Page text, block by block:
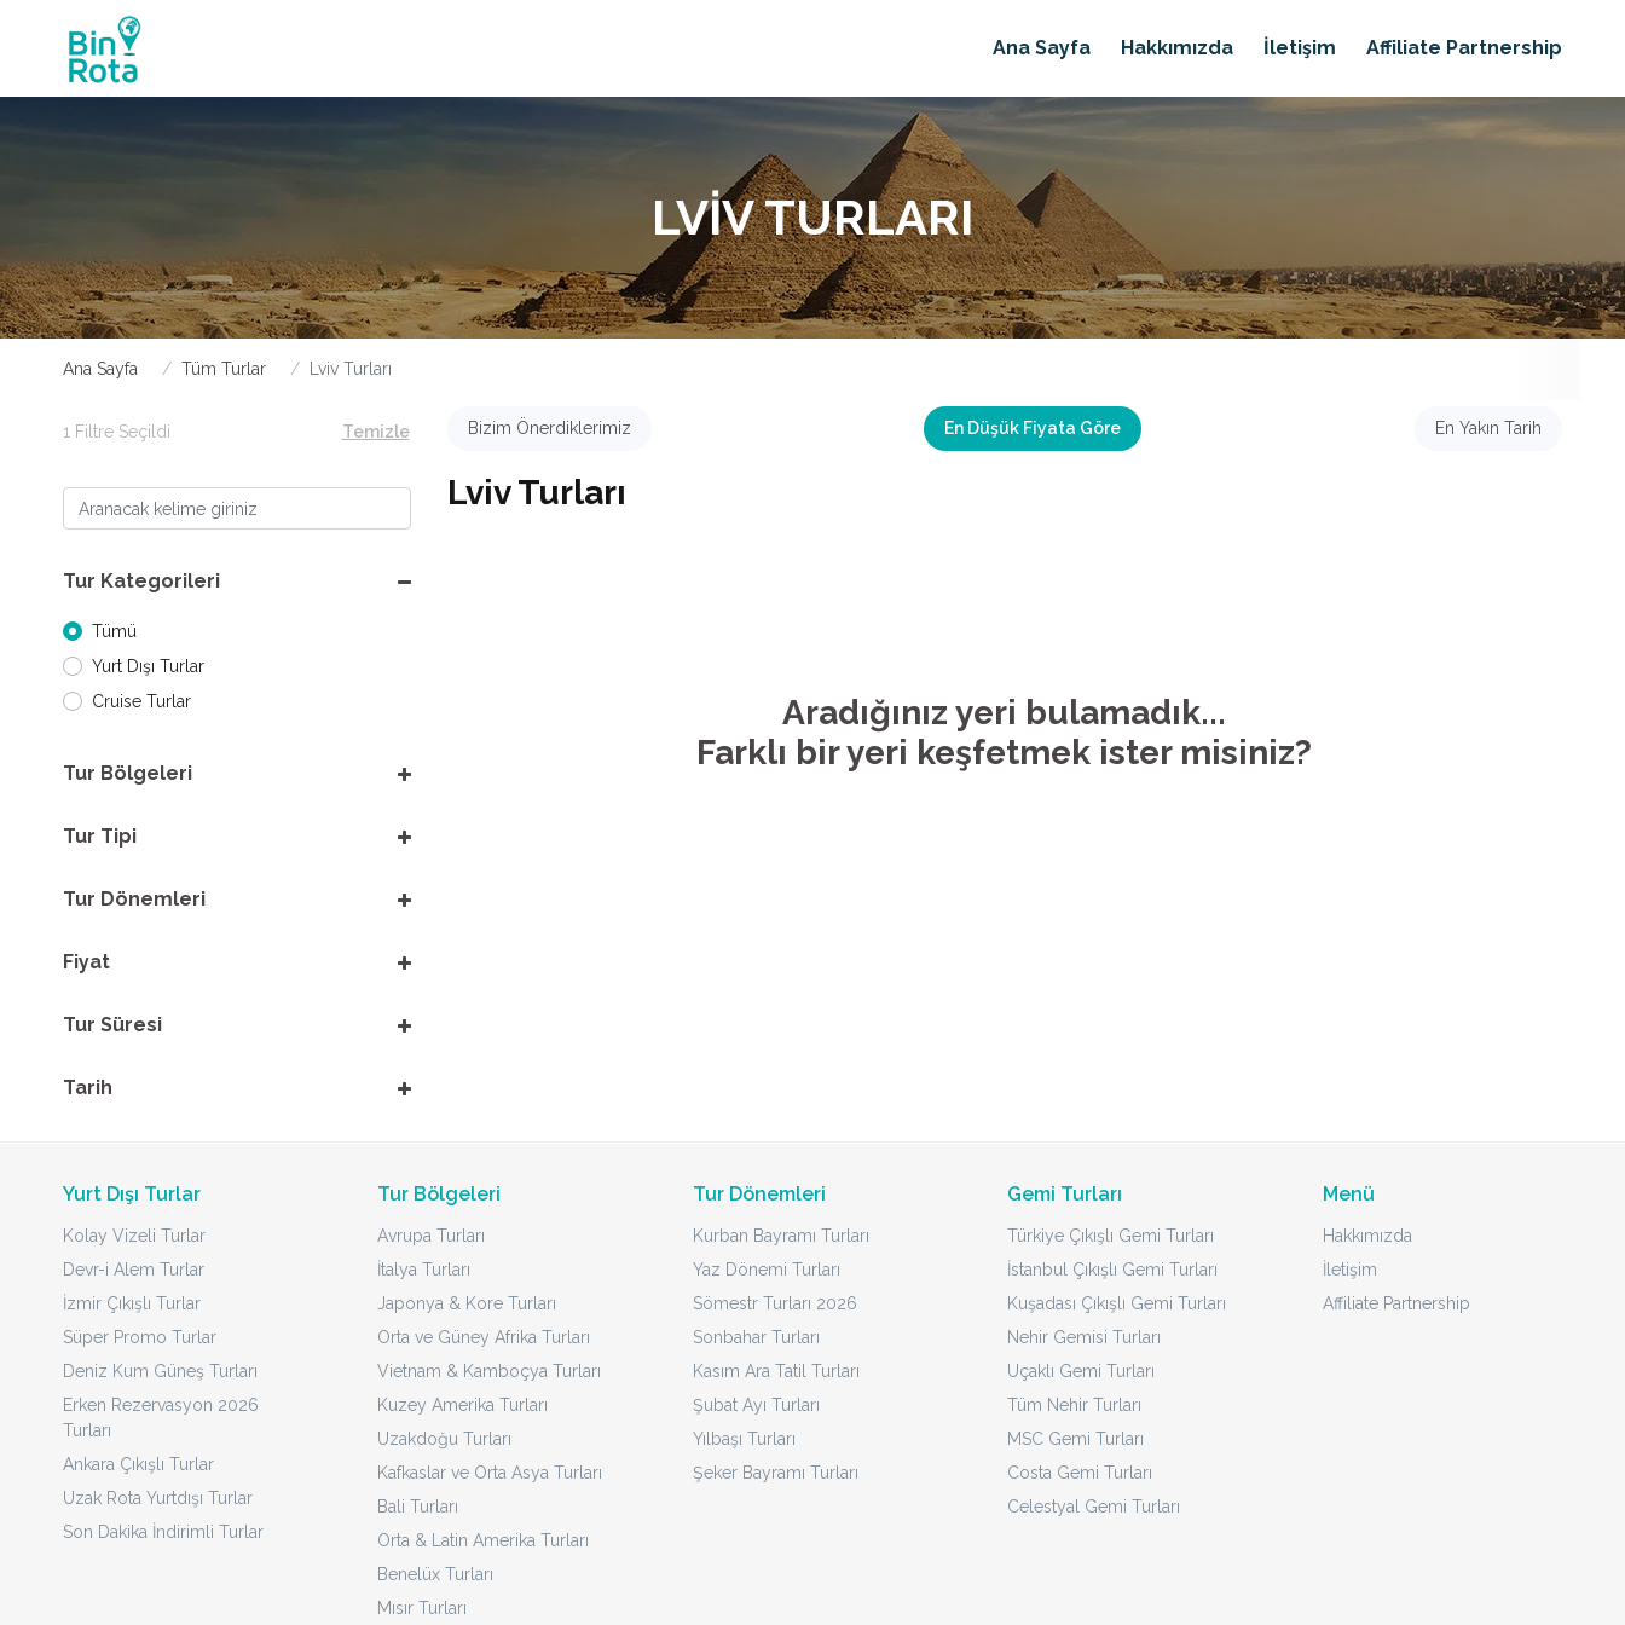
Ana Sayfa Hakkımızda İletişim Affiliate Partnership
LVIV TURLARI
Ana Sayfa Tüm Turlar Lviv Turları
1 Filtre Seçildi Temizle
Tur Kategorileri
Tümü
Yurt Dışı Turlar
Cruise Turlar
Tur Bölgeleri
Tur Tipi
Tur Dönemleri
Fiyat
Tur Süresi
Tarih
Bizim Önerdiklerimiz En Düşük Fiyata Göre En Yakın Tarih
Lviv Turları
Aradığınız yeri bulamadık...
Farklı bir yeri keşfetmek ister misiniz?
Yurt Dışı Turlar
Kolay Vizeli Turlar
Devr-i Alem Turlar
İzmir Çıkışlı Turlar
Süper Promo Turlar
Deniz Kum Güneş Turları
Erken Rezervasyon 2026
Turları
Ankara Çıkışlı Turlar
Uzak Rota Yurtdışı Turlar
Son Dakika İndirimli Turlar
Tur Bölgeleri
Avrupa Turları
İtalya Turları
Japonya & Kore Turları
Orta ve Güney Afrika Turları
Vietnam & Kamboçya Turları
Kuzey Amerika Turları
Uzakdoğu Turları
Kafkaslar ve Orta Asya Turları
Bali Turları
Orta & Latin Amerika Turları
Benelüx Turları
Mısır Turları
Tur Dönemleri
Kurban Bayramı Turları
Yaz Dönemi Turları
Sömestr Turları 2026
Sonbahar Turları
Kasım Ara Tatil Turları
Şubat Ayı Turları
Yılbaşı Turları
Şeker Bayramı Turları
Gemi Turları
Türkiye Çıkışlı Gemi Turları
İstanbul Çıkışlı Gemi Turları
Kuşadası Çıkışlı Gemi Turları
Nehir Gemisi Turları
Uçaklı Gemi Turları
Tüm Nehir Turları
MSC Gemi Turları
Costa Gemi Turları
Celestyal Gemi Turları
Menü
Hakkımızda
İletişim
Affiliate Partnership